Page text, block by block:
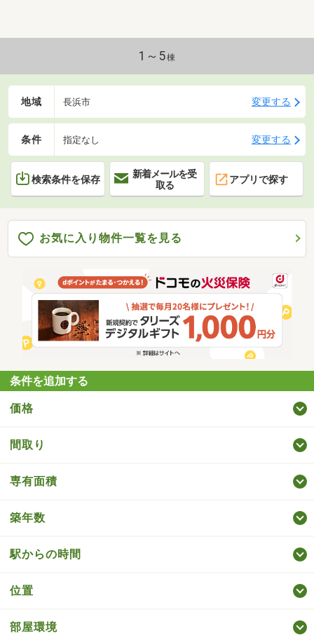
相談ください。
1～5棟
地域 長浜市 変更する
条件 指定なし 変更する
検索条件を保存
新着メールを受
取る
アプリで探す
お気に入り物件一覧を見る
条件を追加する
価格
間取り
専有面積
築年数
駅からの時間
位置
部屋環境